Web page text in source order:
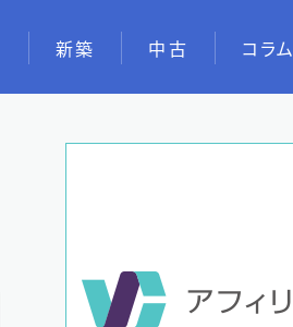
新築 中古 コラム